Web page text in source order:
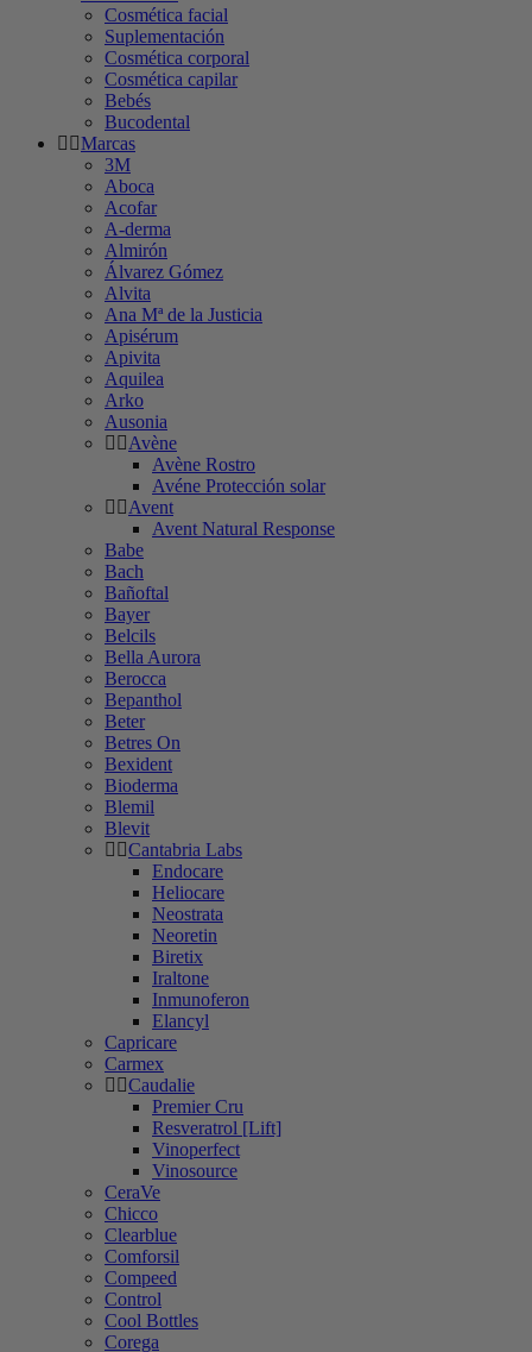
Cosmética facial
Suplementación
Cosmética corporal
Cosmética capilar
Bebés
Bucodental
Marcas
3M
Aboca
Acofar
A-derma
Almirón
Álvarez Gómez
Alvita
Ana Mª de la Justicia
Apisérum
Apivita
Aquilea
Arko
Ausonia
Avène
Avène Rostro
Avéne Protección solar
Avent
Avent Natural Response
Babe
Bach
Bañoftal
Bayer
Belcils
Bella Aurora
Berocca
Bepanthol
Beter
Betres On
Bexident
Bioderma
Blemil
Blevit
Cantabria Labs
Endocare
Heliocare
Neostrata
Neoretin
Biretix
Iraltone
Inmunoferon
Elancyl
Capricare
Carmex
Caudalie
Premier Cru
Resveratrol [Lift]
Vinoperfect
Vinosource
CeraVe
Chicco
Clearblue
Comforsil
Compeed
Control
Cool Bottles
Corega